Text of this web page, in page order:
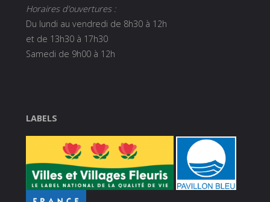
Horaires d’ouvertures :
Du lundi au vendredi de 8h30 à 12h
et de 13h30 à 17h30
Samedi de 9h00 à 12h
LABELS